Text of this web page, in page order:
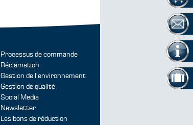
Processus de commande
Réclamation
Gestion de l'environnement
Gestion de qualité
Social Media
Newsletter
Les bons de réduction